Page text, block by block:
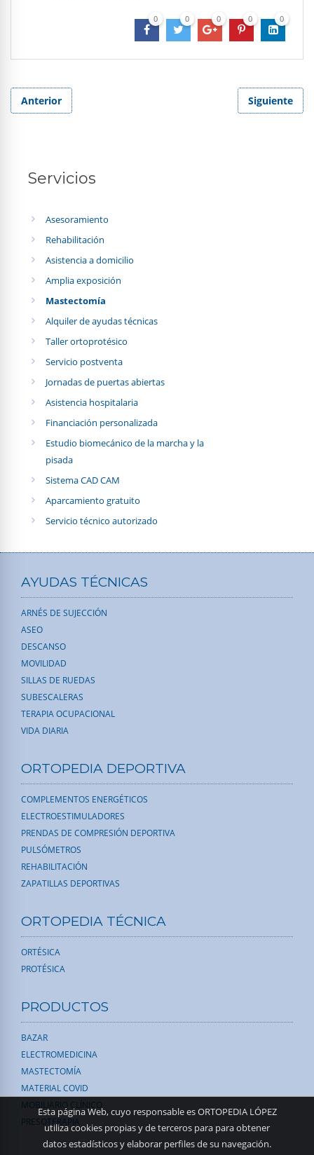
Esta página Web, cuyo responsable es ORTOPEDIA LÓPEZ
utiliza cookies propias y de terceros para para obtener
datos estadísticos y elaborar perfiles de su navegación.
0 0 0 0 0
Anterior Siguiente
Servicios
Asesoramiento
Rehabilitación
Asistencia a domicilio
Amplia exposición
Mastectomía
Alquiler de ayudas técnicas
Taller ortoprotésico
Servicio postventa
Jornadas de puertas abiertas
Asistencia hospitalaria
Financiación personalizada
Estudio biomecánico de la marcha y la
pisada
Sistema CAD CAM
Aparcamiento gratuito
Servicio técnico autorizado
AYUDAS TÉCNICAS
ARNÉS DE SUJECCIÓN
ASEO
DESCANSO
MOVILIDAD
SILLAS DE RUEDAS
SUBESCALERAS
TERAPIA OCUPACIONAL
VIDA DIARIA
ORTOPEDIA DEPORTIVA
COMPLEMENTOS ENERGÉTICOS
ELECTROESTIMULADORES
PRENDAS DE COMPRESIÓN DEPORTIVA
PULSÓMETROS
REHABILITACIÓN
ZAPATILLAS DEPORTIVAS
ORTOPEDIA TÉCNICA
ORTÉSICA
PROTÉSICA
PRODUCTOS
BAZAR
ELECTROMEDICINA
MASTECTOMÍA
MATERIAL COVID
MOBILIARIO CLÍNICO
PRESOTERAPIA